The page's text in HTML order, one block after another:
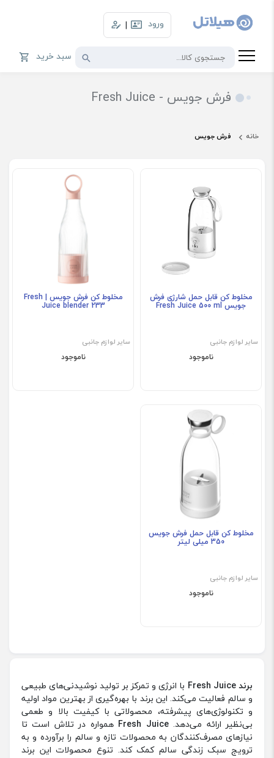
ورود |
سبد خرید
فرش جویس - Fresh Juice
خانه فرش جویس
فروش ویژه
مخلوط‌ کن قابل حمل شارژی فرش
جویس Fresh Juice 500 ml
سایر لوازم جانبی
ناموجود
مخلوط کن فرش جویس | Fresh
Juice blender 233
سایر لوازم جانبی
ناموجود
مخلوط کن قابل حمل فرش جویس
350 میلی لیتر
سایر لوازم جانبی
ناموجود
برند Fresh Juice
با انرژی و تمرکز بر تولید نوشیدنی‌های طبیعی
و سالم فعالیت می‌کند. این برند با بهره‌گیری از بهترین مواد اولیه
و تکنولوژی‌های پیشرفته، محصولاتی با کیفیت بالا و طعمی
بی‌نظیر ارائه می‌دهد.Fresh Juice
همواره در تلاش است تا
نیازهای مصرف‌کنندگان به محصولات تازه و سالم را برآورده و به
ترویج سبک زندگی سالم کمک کند. تنوع محصولات این برند